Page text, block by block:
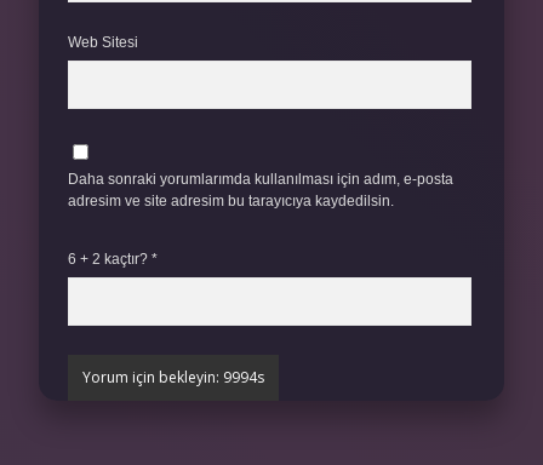
Web Sitesi
Daha sonraki yorumlarımda kullanılması için adım, e-posta
adresim ve site adresim bu tarayıcıya kaydedilsin.
6 + 2 kaçtır? *